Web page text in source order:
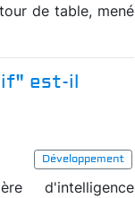
de table, mené
est-il
Développement
d'intelligence